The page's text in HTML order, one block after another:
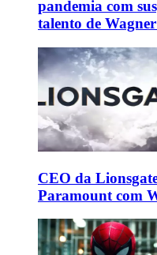
pandemia com
talento de
CEO da
Paramount com